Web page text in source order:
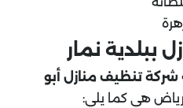
ببلدية نمار
شركة تنظيف منازل أبو
هي كما يلي: